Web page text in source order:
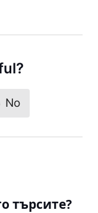
No
търсите?